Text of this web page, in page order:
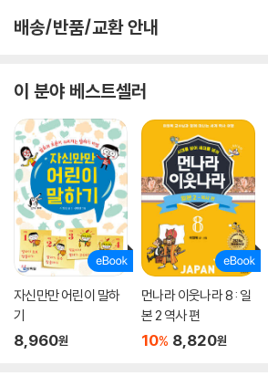
배송/반품/교환 안내
이 분야 베스트셀러
자신만만 어린이 말하
기
8,960원
먼나라 이웃나라 8 : 일
본 2 역사 편
10% 8,820원